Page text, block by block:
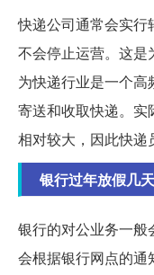
快递公司通常会实
不会停止运营。这是
为快递行业是一个
寄送和收取快递。
相对较大，因此快递
银行过年放假几
银行的对公业务一般
会根据银行网点的通